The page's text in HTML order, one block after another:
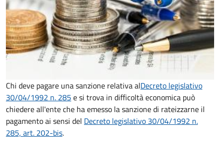
Chi deve pagare una sanzione relativa alDecreto legislativo
30/04/1992 n. 285 e si trova in difficoltà economica può
chiedere all'ente che ha emesso la sanzione di rateizzarne il
pagamento ai sensi del Decreto legislativo 30/04/1992 n.
285, art. 202-bis.